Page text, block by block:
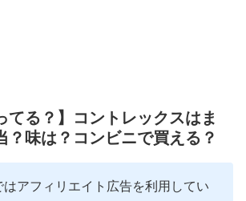
てる？】コントレックスはま
？味は？コンビニで買える？
アフィリエイト広告を利用してい